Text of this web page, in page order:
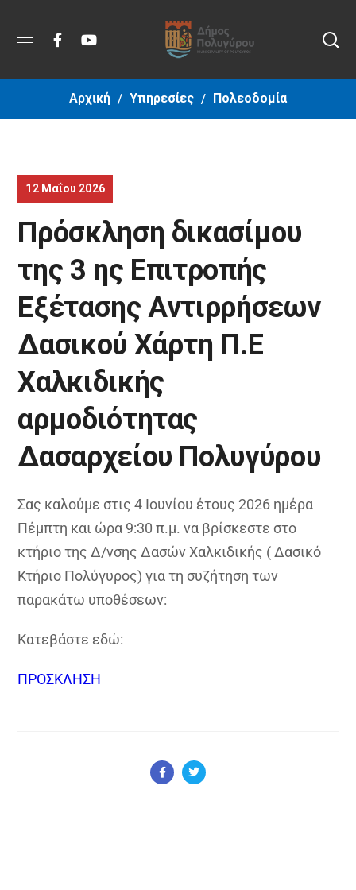
Αρχική Υπηρεσίες Πολεοδομία
12 Μαΐου 2026
Πρόσκληση δικασίμου
της 3 ης Επιτροπής
Εξέτασης Αντιρρήσεων
Δασικού Χάρτη Π.Ε
Χαλκιδικής
αρμοδιότητας
Δασαρχείου Πολυγύρου
Σας καλούμε στις 4 Ιουνίου έτους 2026 ημέρα
Πέμπτη και ώρα 9:30 π.μ. να βρίσκεστε στο
κτήριο της Δ/νσης Δασών Χαλκιδικής ( Δασικό
Κτήριο Πολύγυρος) για τη συζήτηση των
παρακάτω υποθέσεων:
Κατεβάστε εδώ:
ΠΡΟΣΚΛΗΣΗ